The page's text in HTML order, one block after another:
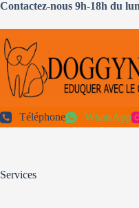
Passer
contenu
Contactez-nous 9h-18h du
Téléphone WhatsApp
Services